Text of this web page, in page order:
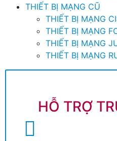
THIẾT BỊ MẠNG CŨ
THIẾT BỊ MẠNG
THIẾT BỊ MẠNG
THIẾT BỊ MẠNG
THIẾT BỊ MẠNG
HỖ TRỢ